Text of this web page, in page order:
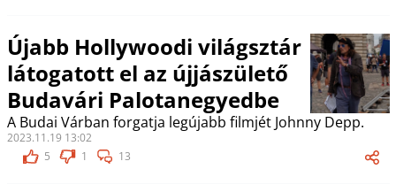
Újabb Hollywoodi világsztár
látogatott el az újjászülető
Budavári Palotanegyedbe
A Budai Várban forgatja legújabb filmjét Johnny Depp.
2023.11.19 13:02
5
1 13